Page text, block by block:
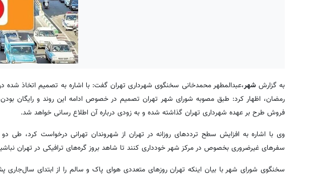
به گزارششهر،عبدالمطهر محمدخانی سخنگوی شهرداری تهران گفت: با اشاره به تصمیم اتخاذ
رمضان، اظهار کرد: طبق مصوبه شورای شهر تهران تصمیم در خصوص ادامه این روند و رایگان
فروش طرح بر عهده شهرداری تهران گذاشته شده و به زودی درباره آن اطلاع رسانی خواهد شد.
وی با اشاره به افزایش سطح ترددهای روزانه در تهران از شهروندان تهرانی درخواست کرد، طی
سفرهای غیرضروری بخصوص در مرکز شهر خودداری کنند تا شاهد بروز گره‌های ترافیکی در تهران
سخنگوی شورای شهر با بیان اینکه تهران روزهای متعددی هوای پاک و سالم را از ابتدای